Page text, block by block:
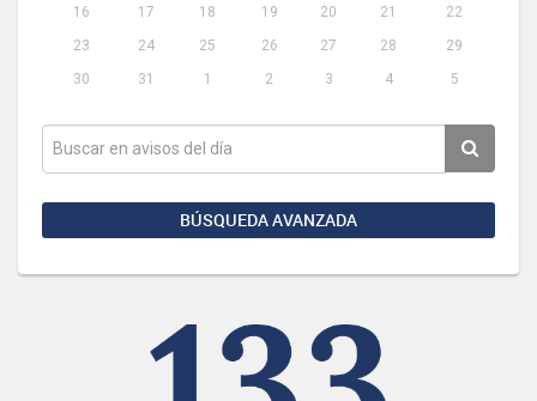
16
17 18 19 20 21
22
23
24 25 26 27 28
29
30
31 1 2 3 4 5
BÚSQUEDA AVANZADA